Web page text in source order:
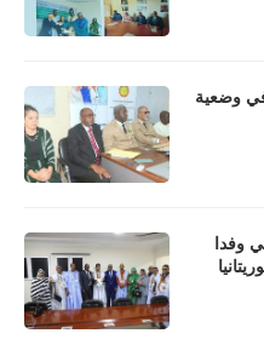
وضعية
وفدا